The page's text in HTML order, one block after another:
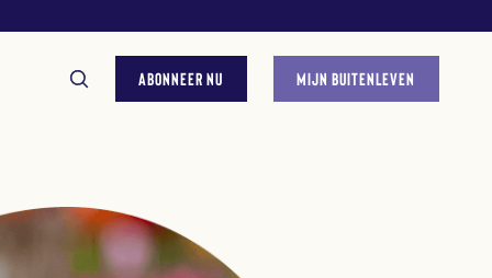
ABONNEER NU MIJN BUITENLEVEN